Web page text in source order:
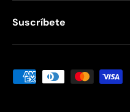
Suscríbete
Formas de pago aceptadas